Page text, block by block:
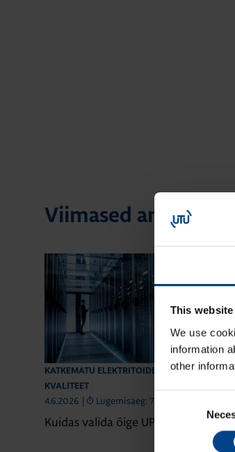
This
We use
information
other
Viimased artiklid
KATKEMATU ELEKTRITOIDE JA VÕRGU
KVALITEET
4.6.2026 | Lugemisaeg: 7 min
Kuidas valida õige UPS-seade?